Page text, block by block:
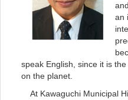
an
speak English, since it is
on the planet.
At Kawaguchi Municipal